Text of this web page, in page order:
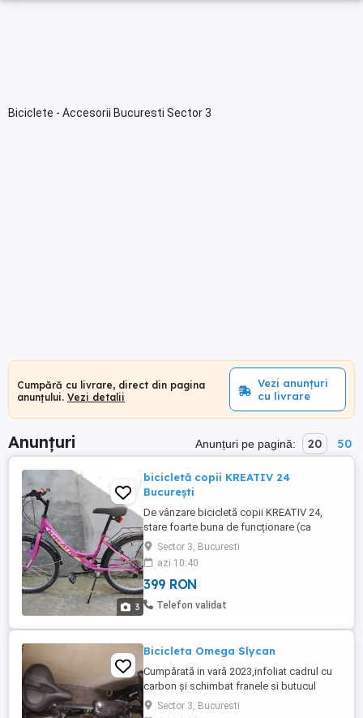
Biciclete - Accesorii Bucuresti Sector 3
Cumpără cu livrare, direct din pagina
anunțului. Vezi detalii
Vezi anunțuri
cu livrare
Anunțuri Anunțuri pe pagină: 20 50
3
bicicletă copii KREATIV 24
București
De vânzare bicicletă copii KREATIV 24,
stare foarte buna de funcționare (ca
nouă). Dotare: aripioare protecție apă,
cric, portbagaj, sonerie și lumini pt
noapte. Predare personală București.
Atenție!...NU răspund la mesaje.
Sector 3, Bucuresti
azi 10:40
399 RON
Telefon validat
Bicicleta Omega Slycan
Cumpărată in vară 2023,infoliat cadrul cu
carbon și schimbat franele si butucul
pedalier cu altele shimano, schimbat pus
pedalele si saua cu tija cu amortizor, 21
Sector 3, Bucuresti